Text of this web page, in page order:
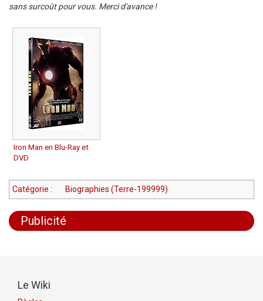
sans surcoût pour vous. Merci d'avance !
Iron Man en Blu-Ray et
DVD
Catégorie : Biographies (Terre-199999)
Publicité
Le Wiki